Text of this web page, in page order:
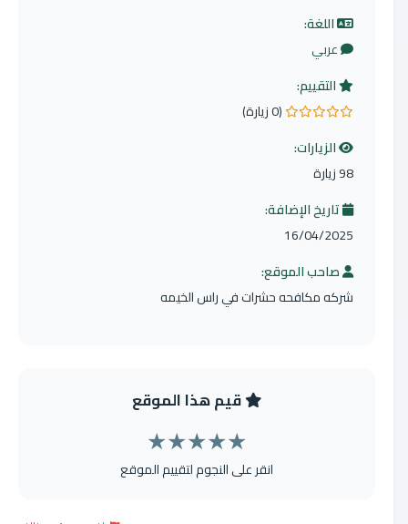
اللغة:
عربي
التقييم:
0.0 من 5 نجوم
(0 زيارة)
الزيارات:
98 زيارة
تاريخ الإضافة:
16/04/2025
صاحب الموقع:
شركه مكافحه حشرات في راس الخيمه
قيم هذا الموقع
★
★
★
★
★
انقر على النجوم لتقييم الموقع